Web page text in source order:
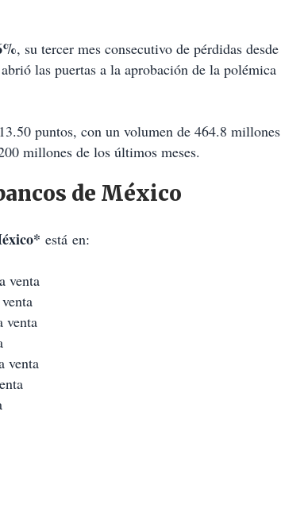
, su tercer mes consecutivo de pérdidas desde
las puertas a la aprobación de la polémica
puntos, con un volumen de 464.8 millones
millones de los últimos meses.
de México
está en:
venta
venta
venta